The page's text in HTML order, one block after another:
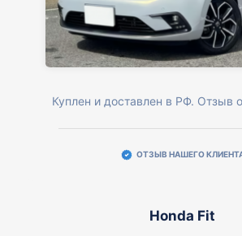
Куплен и доставлен в РФ. Отзыв
ОТЗЫВ НАШЕГО
Honda Fit